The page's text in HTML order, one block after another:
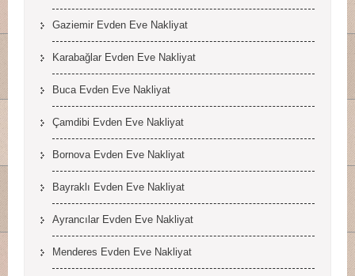
Gaziemir Evden Eve Nakliyat
Karabağlar Evden Eve Nakliyat
Buca Evden Eve Nakliyat
Çamdibi Evden Eve Nakliyat
Bornova Evden Eve Nakliyat
Bayraklı Evden Eve Nakliyat
Ayrancılar Evden Eve Nakliyat
Menderes Evden Eve Nakliyat